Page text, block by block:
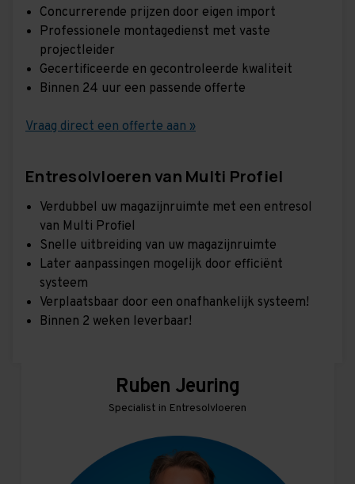
Concurrerende prijzen door eigen import
Professionele montagedienst met vaste
projectleider
Gecertificeerde en gecontroleerde kwaliteit
Binnen 24 uur een passende offerte
Vraag direct een offerte aan »
Entresolvloeren van Multi Profiel
Verdubbel uw magazijnruimte met een entresol
van Multi Profiel
Snelle uitbreiding van uw magazijnruimte
Later aanpassingen mogelijk door efficiënt
systeem
Verplaatsbaar door een onafhankelijk systeem!
Binnen 2 weken leverbaar!
Ruben Jeuring
Specialist in Entresolvloeren